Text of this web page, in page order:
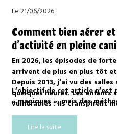
Le 21/06/2026
Comment bien aérer
d’activité en pleine
En 2026, les épisodes de
arrivent de plus en plus tôt
Depuis 2013, j’ai vu des
quelques heures. Les
vulnérables : ils transpirent
disent pas toujours quand ils
chaleur peut arriver vite.
L’objectif de cet article n’est
« magiques », mais des
terrain et conformes aux
pouvoirs publics pour les
Lire la suite